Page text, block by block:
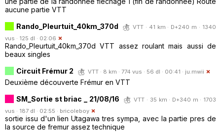
aucune partie VTT
Rando_Pleurtuit_40km_370d
VTT · 41 km · D+240 m · 1340
vus · 125 dl · 02:06
Rando_Pleurtuit_40km_370d VTT assez roulant mais aussi de
beaux singles
Circuit Frémur 2
VTT · 8 km · 774 vus · 56 dl · 00:41 · ju.mwii
Deuxième découverte Frémur en VTT
SM_Sortie st briac _ 21/08/16
VTT · 35 km · D+340 m · 1703
vus · 187 dl · 02:55 · bricoleboy
sortie issu d'un lien Utagawa tres sympa, avec la partie pres de
la source de fremur assez technique